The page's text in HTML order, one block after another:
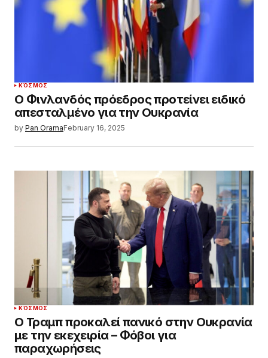
ΚΌΣΜΟΣ
Ο Φινλανδός πρόεδρος προτείνει ειδικό
απεσταλμένο για την Ουκρανία
by Pan OramaFebruary 16, 2025
ΚΌΣΜΟΣ
Ο Τραμπ προκαλεί πανικό στην Ουκρανία
με την εκεχειρία – Φόβοι για
παραχωρήσεις